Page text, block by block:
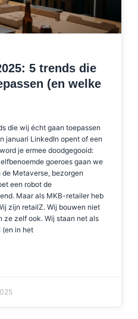
5 trends die
(en welke
die wij écht gaan toepassen
januari LinkedIn opent of een
je ermee doodgegooid:
goeroes gaan we
Metaverse, bezorgen
een robot de
Maar als MKB-retailer heb
zijn retailZ. Wij bouwen niet
ze zelf ook. Wij staan net als
(en in het